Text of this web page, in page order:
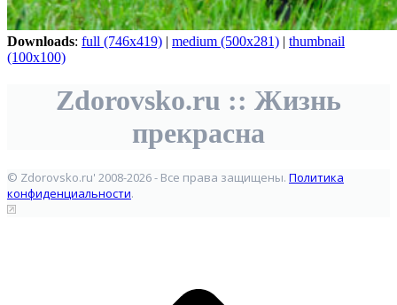
Downloads: full (746x419) | medium (500x281) | thumbnail
(100x100)
Zdorovsko.ru :: Жизнь
прекрасна
© Zdorovsko.ru' 2008-2026 - Все права защищены. Политика
конфиденциальности.